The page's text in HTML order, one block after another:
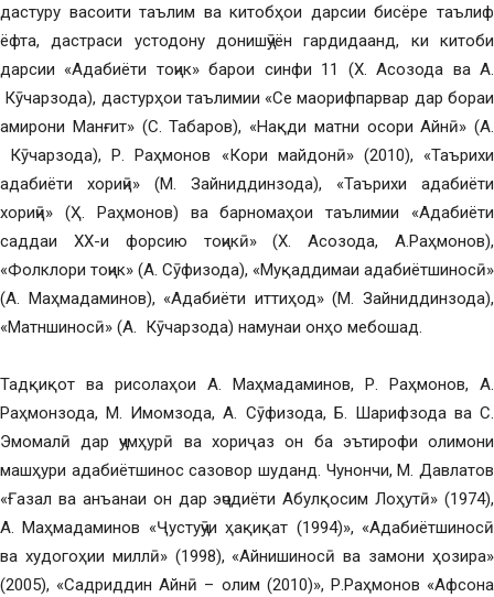
дастуру васоити таълим ва китобҳои дарсии бисёре таълиф
ёфта, дастраси устодону донишҷӯён гардидаанд, ки китоби
дарсии «Адабиёти тоҷик» барои синфи 11 (Х. Асозода ва А.
Кӯчарзода), дастурҳои таълимии «Се маорифпарвар дар бораи
амирони Манғит» (С. Табаров), «Нақди матни осори Айнӣ» (А.
Кӯчарзода), Р. Раҳмонов «Кори майдонӣ» (2010), «Таърихи
адабиёти хориҷӣ» (М. Зайниддинзода), «Таърихи адабиёти
хориҷӣ» (Ҳ. Раҳмонов) ва барномаҳои таълимии «Адабиёти
саддаи ХХ-и форсию тоҷикӣ» (Х. Асозода, А.Раҳмонов),
«Фолклори тоҷик» (А. Сӯфизода), «Муқаддимаи адабиётшиносӣ»
(А. Маҳмадаминов), «Адабиёти иттиҳод» (М. Зайниддинзода),
«Матншиносӣ» (А. Кӯчарзода) намунаи онҳо мебошад.
Тадқиқот ва рисолаҳои А. Маҳмадаминов, Р. Раҳмонов, А.
Раҳмонзода, М. Имомзода, А. Сӯфизода, Б. Шарифзода ва С.
Эмомалӣ дар ҷумҳурӣ ва хориҷ аз он ба эътирофи олимони
машҳури адабиётшинос сазовор шуданд. Чунончи, М. Давлатов
«Ғазал ва анъанаи он дар эҷодиёти Абулқосим Лоҳутӣ» (1974),
А. Маҳмадаминов «Ҷустуҷӯи ҳақиқат (1994)», «Адабиётшиносӣ
ва худогоҳии миллӣ» (1998), «Айнишиносӣ ва замони ҳозира»
(2005), «Садриддин Айнӣ – олим (2010)», Р.Раҳмонов «Афсона